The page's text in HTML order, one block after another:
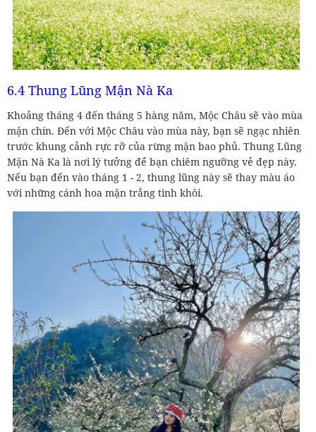
6.4 Thung Lũng Mận Nà Ka
Khoảng tháng 4 đến tháng 5 hàng năm, Mộc Châu sẽ vào mùa
mận chín. Đến với Mộc Châu vào mùa này, bạn sẽ ngạc nhiên
trước khung cảnh rực rỡ của rừng mận bao phủ. Thung Lũng
Mận Nà Ka là nơi lý tưởng để bạn chiêm ngưỡng vẻ đẹp này.
Nếu bạn đến vào tháng 1 - 2, thung lũng này sẽ thay màu áo
với những cánh hoa mận trắng tinh khôi.